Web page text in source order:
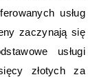
usług
zaczynają się
usługi
złotych za